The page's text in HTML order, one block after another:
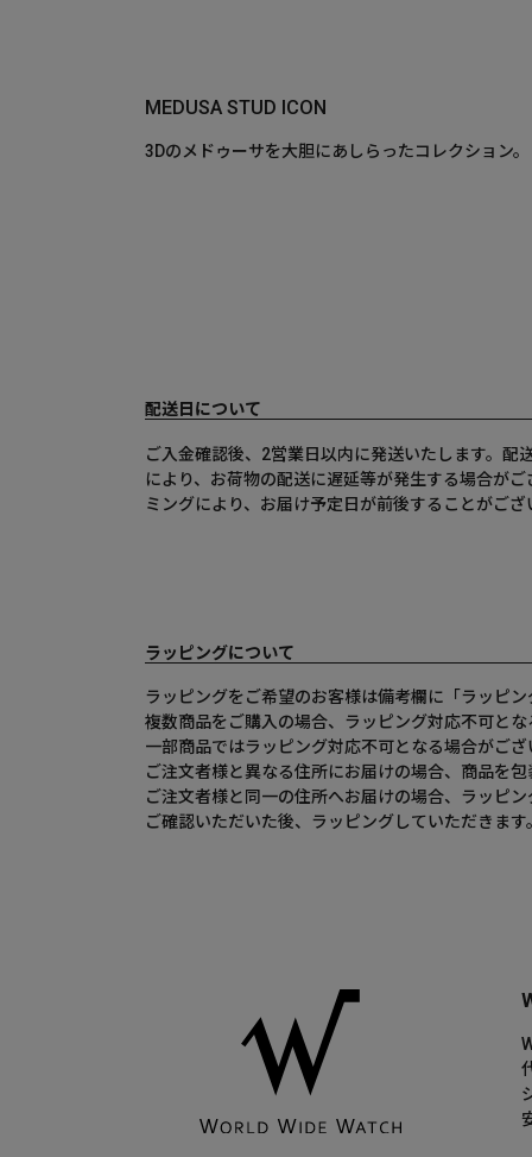
MEDUSA STUD ICON
3Dのメドゥーサを大胆にあしらったコレクション
配送日について
ご入金確認後、2営業日以内に発送いたします。配
により、お荷物の配送に遅延等が発生する場合が
ミングにより、お届け予定日が前後することがござ
ラッピングについて
ラッピングをご希望のお客様は備考欄に「ラッピ
複数商品をご購入の場合、ラッピング対応不可と
一部商品ではラッピング対応不可となる場合がござ
ご注文者様と異なる住所にお届けの場合、商品を
ご注文者様と同一の住所へお届けの場合、ラッピ
ご確認いただいた後、ラッピングしていただきます